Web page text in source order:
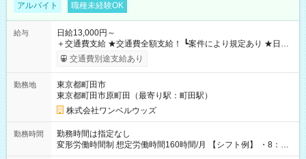
アルバイト 職種未経験OK
給与
日給13,000円～
＋交通費支給 ★交通費全額支給！ ┗案件により規定あり ★日払
いOK！（規定あり） ┗働いたその日に現金GET♪ お仕事後はコ
ンビニATMから 日払い分を引き落とせます！ 【試用期間】試
交通費別途支給あり
勤務地
東京都町田市
東京都町田市原町田（最寄り駅：町田駅）
株式会社ワンベルウッズ
勤務時間
勤務時間は指定なし
変形労働時間制 想定労働時間160時間/月 【シフト例】 ・8：00
～21：00